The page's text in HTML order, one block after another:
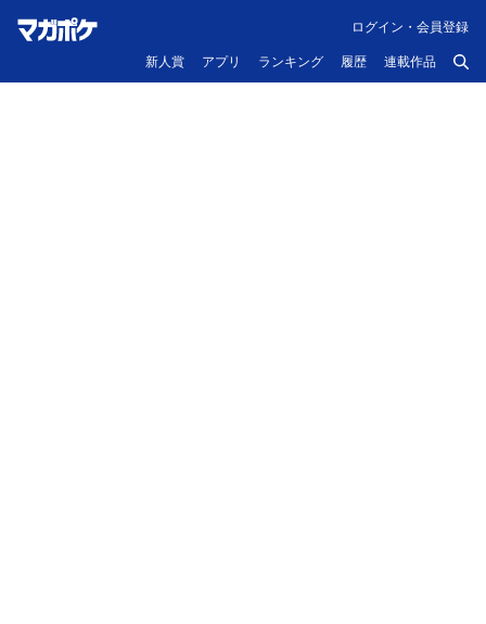
新人賞 アプリ ランキング 履歴 連載作品
ログイン・会員登録